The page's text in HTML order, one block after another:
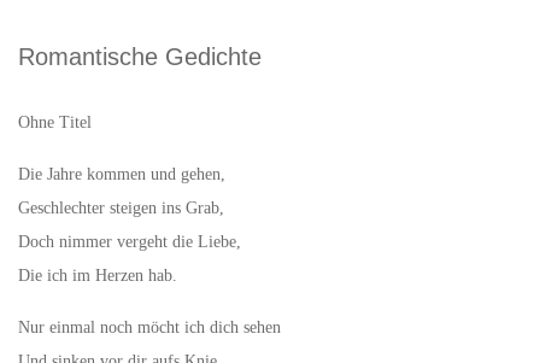
Romantische Gedichte
Ohne Titel
Die Jahre kommen und gehen,
Geschlechter steigen ins Grab,
Doch nimmer vergeht die Liebe,
Die ich im Herzen hab.
Nur einmal noch möcht ich dich sehen